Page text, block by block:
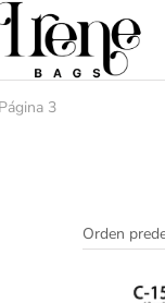
Página 3